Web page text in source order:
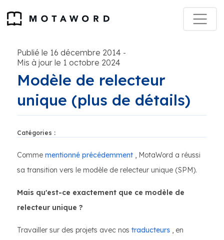
Publié le 16 décembre 2014 -
Mis à jour le 1 octobre 2024
Modèle de relecteur
unique (plus de détails)
Catégories :
Comme mentionné précédemment , MotaWord a réussi
sa transition vers le modèle de relecteur unique (SPM).
Mais qu'est-ce exactement que ce modèle de
relecteur unique ?
Travailler sur des projets avec nos traducteurs , en